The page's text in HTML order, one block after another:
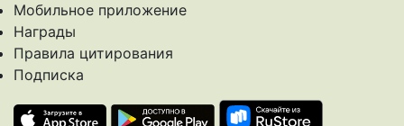
Мобильное приложение
Награды
Правила цитирования
Подписка